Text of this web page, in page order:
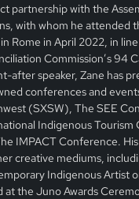
partnership with the
with whom he attended
Rome in April 2022, in
Commission’s 94
after speaker, Zane has
conferences and
(SXSW), The SEE
Indigenous
IMPACT Conference.
creative mediums,
Indigenous Artist
at the Juno Awards